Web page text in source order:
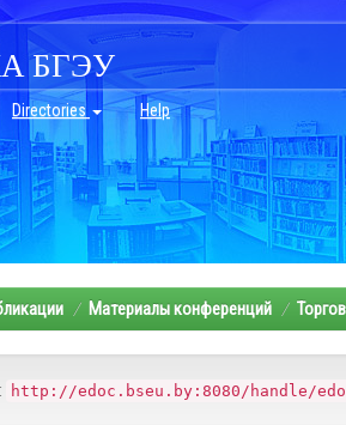
БГЭУ
Directories Help
Материалы конференций
http://edoc.bseu.by:8080/handle/